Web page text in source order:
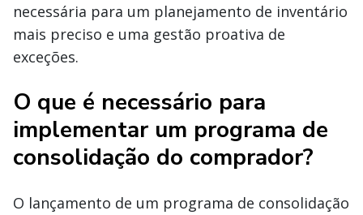
necessária para um planejamento de inventário
mais preciso e uma gestão proativa de
exceções.
O que é necessário para
implementar um programa de
consolidação do comprador?
O lançamento de um programa de consolidação